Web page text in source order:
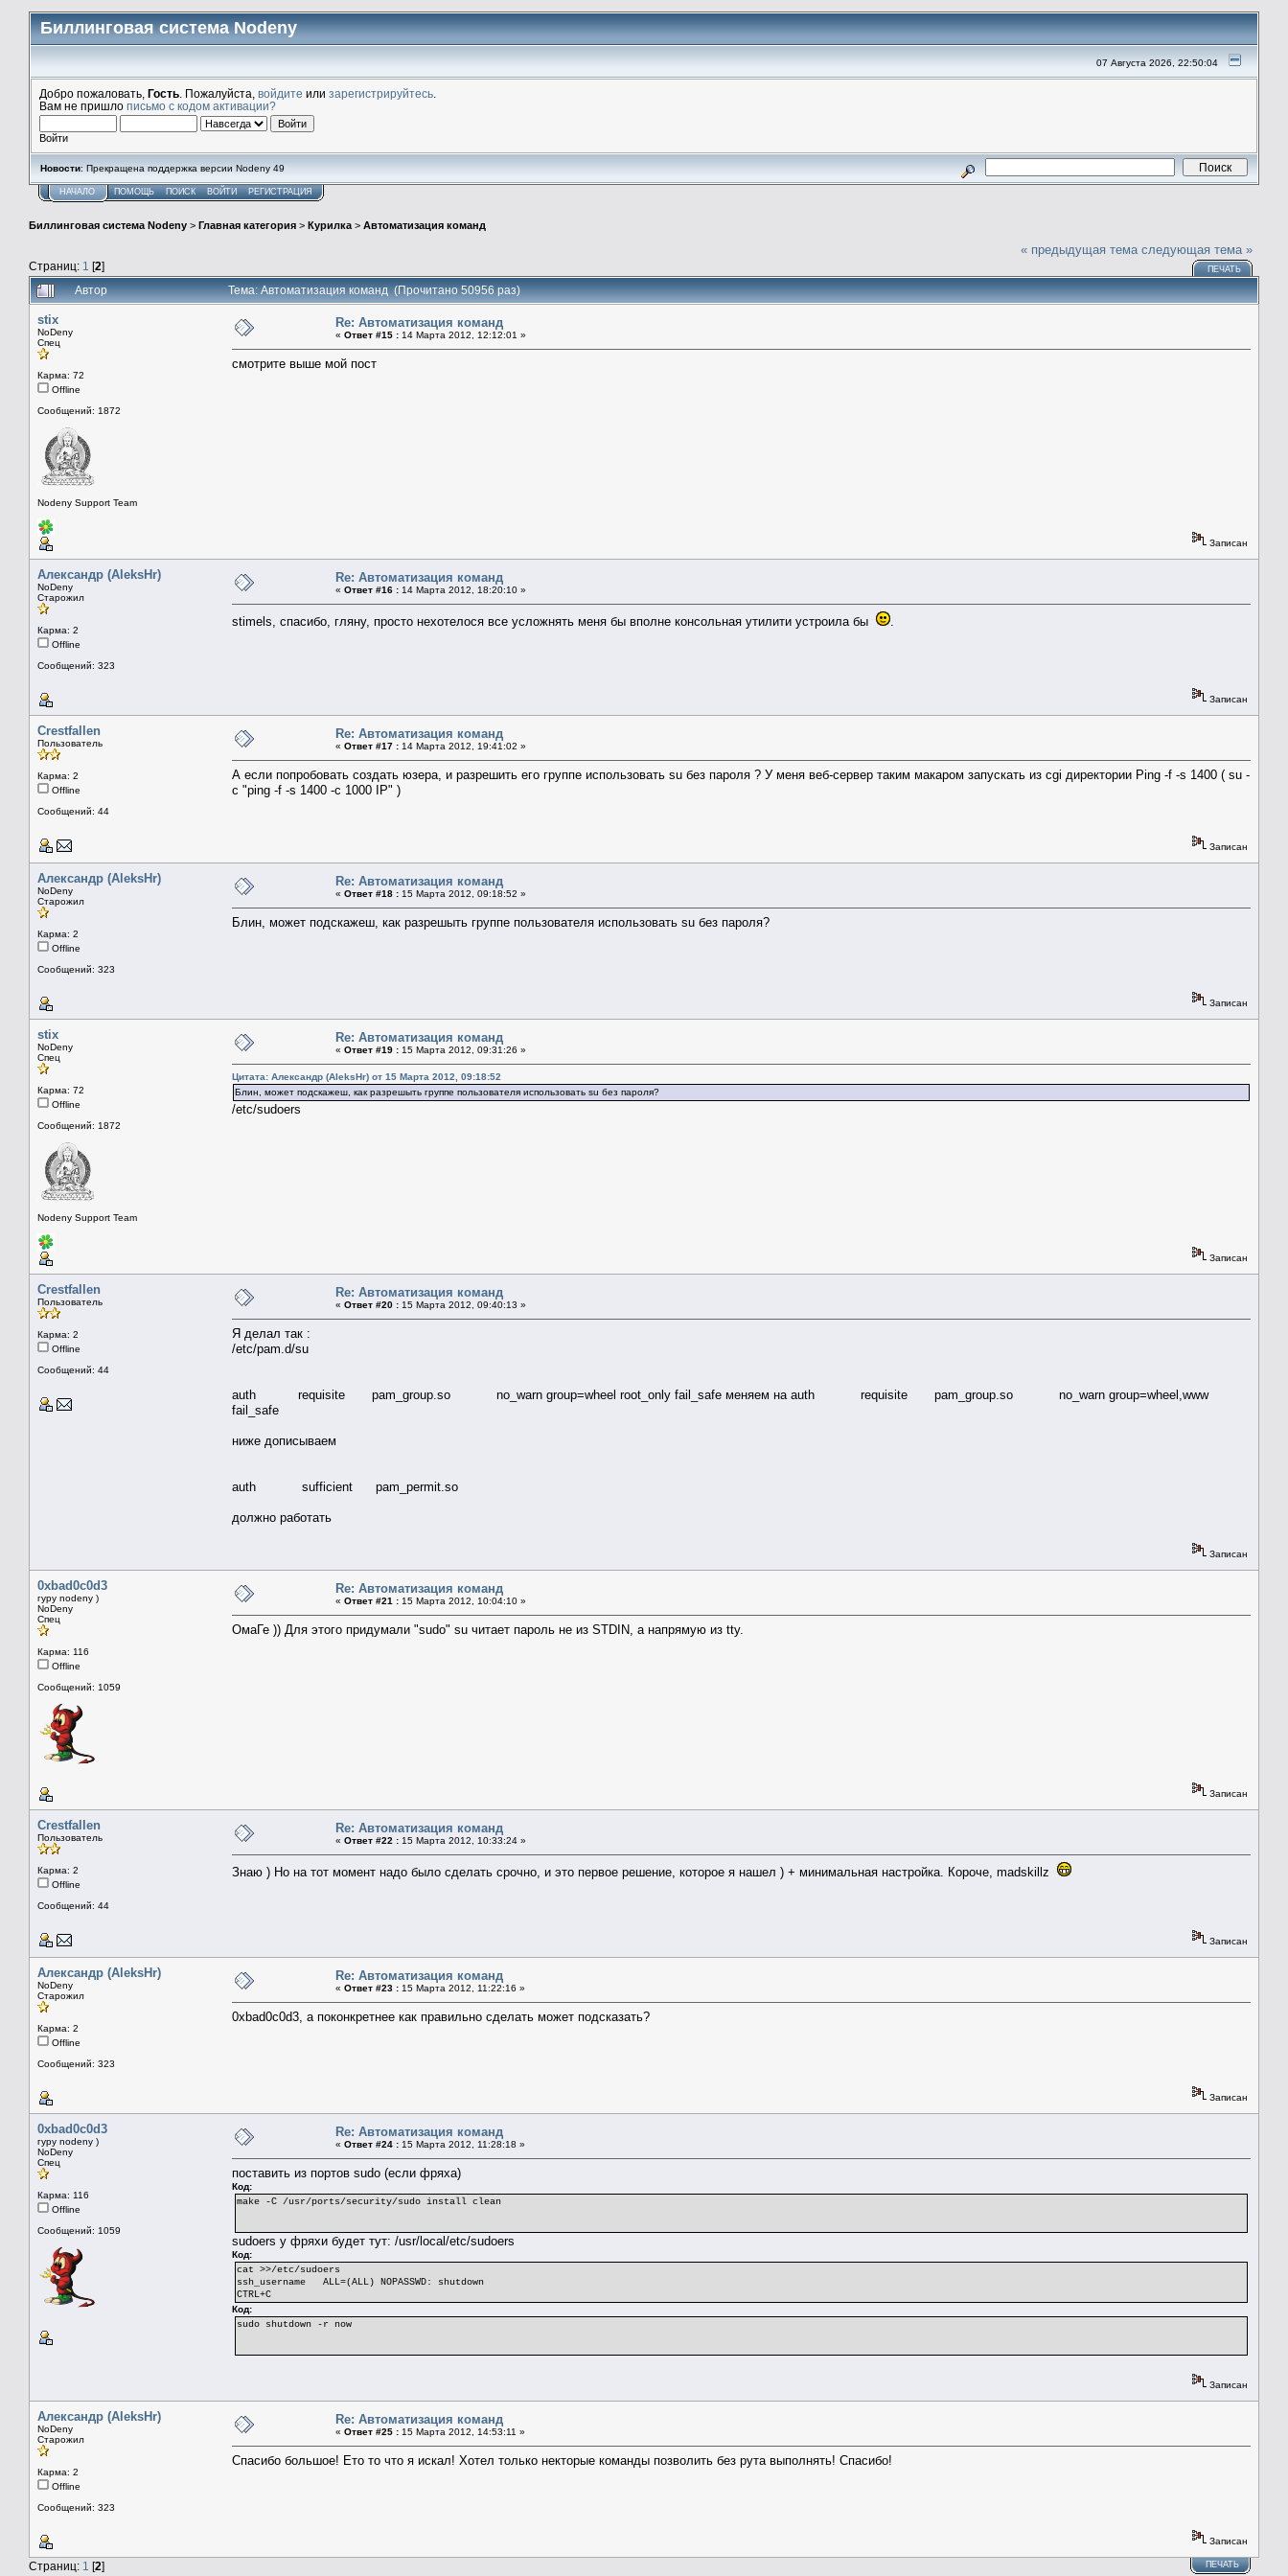
Биллинговая система Nodeny
07 Августа 2026, 22:50:04
Добро пожаловать, Гость . Пожалуйста, войдите или зарегистрируйтесь
Вам не пришло письмо с кодом активации?
Войти
Новости: Прекращена поддержка версии Nodeny 49
НАЧАЛО ПОМОЩЬ ПОИСК ВОЙТИ РЕГИСТРАЦИЯ
Биллинговая система Nodeny > Главная категория > Курилка > Автоматизация команд
Страниц: 1 [2]
« предыдущая тема следующая тема »
ПЕЧАТЬ
Автор Тема: Автоматизация команд (Прочитано 50956 раз)
stix
NoDeny
Спец
Карма: 72
Offline
Сообщений: 1872
Nodeny Support Team
Re: Автоматизация команд
« Ответ #15 : 14 Марта 2012, 12:12:01 »
смотрите выше мой пост
Записан
Александр (AleksHr)
NoDeny
Старожил
Карма: 2
Offline
Сообщений: 323
Re: Автоматизация команд
« Ответ #16 : 14 Марта 2012, 18:20:10 »
stimels, спасибо, гляну, просто нехотелося все усложнять меня бы вполне консольная утилити устроила бы
Записан
Crestfallen
Пользователь
Карма: 2
Offline
Сообщений: 44
Re: Автоматизация команд
« Ответ #17 : 14 Марта 2012, 19:41:02 »
А если попробовать создать юзера, и разрешить его группе использовать su без пароля ? У меня веб-сервер таким макаром запускать из cgi директории Ping -f -s 1400 ( su -
c "ping -f -s 1400 -c 1000 IP" )
Записан
Александр (AleksHr)
NoDeny
Старожил
Карма: 2
Offline
Сообщений: 323
Re: Автоматизация команд
« Ответ #18 : 15 Марта 2012, 09:18:52 »
Блин, может подскажеш, как разрешыть группе пользователя использовать su без пароля?
Записан
stix
NoDeny
Спец
Карма: 72
Offline
Сообщений: 1872
Nodeny Support Team
Re: Автоматизация команд
« Ответ #19 : 15 Марта 2012, 09:31:26 »
Цитата: Александр (AleksHr) от 15 Марта 2012, 09:18:52
Блин, может подскажеш, как разрешыть группе пользователя использовать su без пароля?
/etc/sudoers
Записан
Crestfallen
Пользователь
Карма: 2
Offline
Сообщений: 44
Re: Автоматизация команд
« Ответ #20 : 15 Марта 2012, 09:40:13 »
Я делал так :
/etc/pam.d/su
auth requisite pam_group.so no_warn group=wheel root_only fail_safe меняем на auth requisite pam_group.so no_warn group=wheel,www
fail_safe
ниже дописываем
auth sufficient pam_permit.so
должно работать
Записан
0xbad0c0d3
гуру nodeny )
NoDeny
Спец
Карма: 116
Offline
Сообщений: 1059
Re: Автоматизация команд
« Ответ #21 : 15 Марта 2012, 10:04:10 »
ОмаГе )) Для этого придумали "sudo" su читает пароль не из STDIN, а напрямую из tty.
Записан
Crestfallen
Пользователь
Карма: 2
Offline
Сообщений: 44
Re: Автоматизация команд
« Ответ #22 : 15 Марта 2012, 10:33:24 »
Знаю ) Но на тот момент надо было сделать срочно, и это первое решение, которое я нашел ) + минимальная настройка. Короче, madskillz
Записан
Александр (AleksHr)
NoDeny
Старожил
Карма: 2
Offline
Сообщений: 323
Re: Автоматизация команд
« Ответ #23 : 15 Марта 2012, 11:22:16 »
0xbad0c0d3, а поконкретнее как правильно сделать может подсказать?
Записан
0xbad0c0d3
гуру nodeny )
NoDeny
Спец
Карма: 116
Offline
Сообщений: 1059
Re: Автоматизация команд
« Ответ #24 : 15 Марта 2012, 11:28:18 »
поставить из портов sudo (если фряха)
Код:
make -C /usr/ports/security/sudo install clean
sudoers у фряхи будет тут: /usr/local/etc/sudoers
Код:
cat >>/etc/sudoers
ssh_username ALL=(ALL) NOPASSWD: shutdown
CTRL+C
Код:
sudo shutdown -r now
Записан
Александр (AleksHr)
NoDeny
Старожил
Карма: 2
Offline
Сообщений: 323
Re: Автоматизация команд
« Ответ #25 : 15 Марта 2012, 14:53:11 »
Спасибо большое! Ето то что я искал! Хотел только некторые команды позволить без рута выполнять! Спасибо!
Записан
Страниц: 1 [2] ПЕЧАТЬ